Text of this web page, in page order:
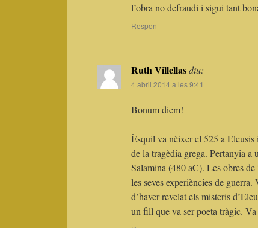
l’obra no defraudi i sigui tant
Respon
Ruth Villellasdiu:
4 abril 2014 a les 9:41
Bonum diem!
Èsquil va nèixer el 525 a
de la tragèdia grega. Pertanyia
Salamina (480 aC). Les obres
les seves experiències de
d’haver revelat els misteris
un fill que va ser poeta tràgic. Va